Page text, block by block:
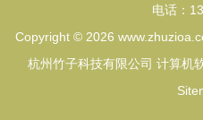
电话：
Copyright © 2026
杭州竹子科技有限公司 计算机